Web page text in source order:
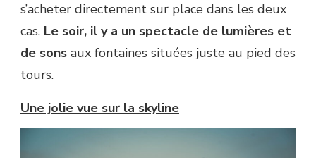
s’acheter directement sur place dans les deux
cas. Le soir, il y a un spectacle de lumières et
de sons aux fontaines situées juste au pied des
tours.
Une jolie vue sur la skyline